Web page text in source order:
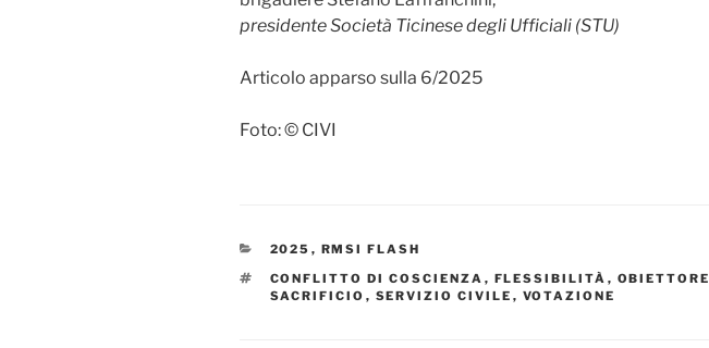
presidente Società Ticinese degli Ufficiali (STU)
Articolo apparso sulla 6/2025
Foto: © CIVI
CATEGORIE
2025 , RMSI FLASH
TAG
CONFLITTO DI COSCIENZA , FLESSIBILITÀ , OBIETTORE
SACRIFICIO , SERVIZIO CIVILE , VOTAZIONE